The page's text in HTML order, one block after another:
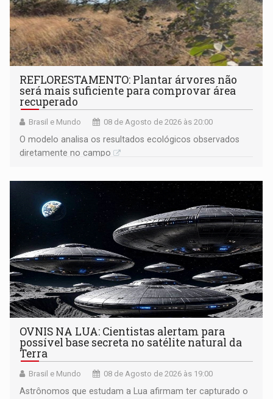
REFLORESTAMENTO: Plantar árvores não
será mais suficiente para comprovar área
recuperado
Brasil e Mundo 08 de Agosto de 2026 às 20:00
O modelo analisa os resultados ecológicos observados
diretamente no campo
OVNIS NA LUA: Cientistas alertam para
possível base secreta no satélite natural da
Terra
Brasil e Mundo 08 de Agosto de 2026 às 19:00
Astrônomos que estudam a Lua afirmam ter capturado o